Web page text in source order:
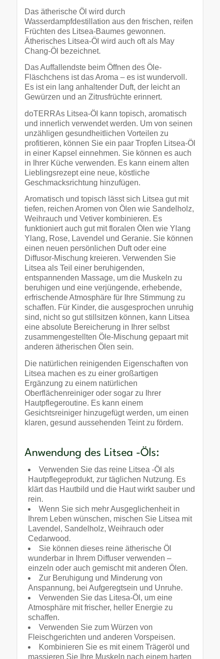
Das ätherische Öl wird durch
Wasserdampfdestillation aus den frischen, reifen
Früchten des Litsea-Baumes gewonnen.
Ätherisches Litsea-Öl wird auch oft als May
Chang-Öl bezeichnet.
Das Auffallendste beim Öffnen des Öle-
Fläschchens ist das Aroma – es ist wundervoll.
Es ist ein lang anhaltender Duft, der leicht an
Gewürzen und an Zitrusfrüchte erinnert.
doTERRAs Litsea-Öl kann topisch, aromatisch
und innerlich verwendet werden. Um von seinen
unzähligen gesundheitlichen Vorteilen zu
profitieren, können Sie ein paar Tropfen Litsea-Öl
in einer Kapsel einnehmen. Sie können es auch
in Ihrer Küche verwenden. Es kann einem alten
Lieblingsrezept eine neue, köstliche
Geschmacksrichtung hinzufügen.
Aromatisch und topisch lässt sich Litsea gut mit
tiefen, reichen Aromen von Ölen wie Sandelholz,
Weihrauch und Vetiver kombinieren. Es
funktioniert auch gut mit floralen Ölen wie Ylang
Ylang, Rose, Lavendel und Geranie. Sie können
einen neuen persönlichen Duft oder eine
Diffusor-Mischung kreieren. Verwenden Sie
Litsea als Teil einer beruhigenden,
entspannenden Massage, um die Muskeln zu
beruhigen und eine verjüngende, erhebende,
erfrischende Atmosphäre für Ihre Stimmung zu
schaffen. Für Kinder, die ausgesprochen unruhig
sind, nicht so gut stillsitzen können, kann Litsea
eine absolute Bereicherung in Ihrer selbst
zusammengestellten Öle-Mischung gepaart mit
anderen ätherischen Ölen sein.
Die natürlichen reinigenden Eigenschaften von
Litsea machen es zu einer großartigen
Ergänzung zu einem natürlichen
Oberflächenreiniger oder sogar zu Ihrer
Hautpflegeroutine. Es kann einem
Gesichtsreiniger hinzugefügt werden, um einen
klaren, gesund aussehenden Teint zu fördern.
Anwendung des Litsea -Öls:
Verwenden Sie das reine Litsea -Öl als
Hautpflegeprodukt, zur täglichen Nutzung. Es
klärt das Hautbild und die Haut wirkt sauber und
rein.
Wenn Sie sich mehr Ausgeglichenheit in
Ihrem Leben wünschen, mischen Sie Litsea mit
Lavendel, Sandelholz, Weihrauch oder
Cedarwood.
Sie können dieses reine ätherische Öl
wunderbar in Ihrem Diffuser verwenden –
einzeln oder auch gemischt mit anderen Ölen.
Zur Beruhigung und Minderung von
Anspannung, bei Aufgeregtsein und Unruhe.
Verwenden Sie das Litesa-Öl, um eine
Atmosphäre mit frischer, heller Energie zu
schaffen.
Verwenden Sie zum Würzen von
Fleischgerichten und anderen Vorspeisen.
Kombinieren Sie es mit einem Trägeröl und
massieren Sie Ihre Muskeln nach einem harten